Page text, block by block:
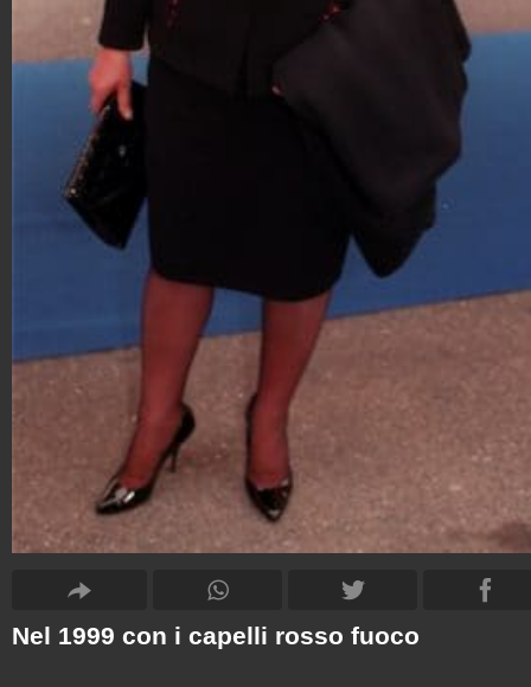
Nel 1999 con i capelli rosso fuoco